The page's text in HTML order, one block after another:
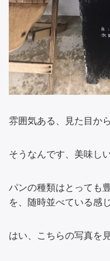
雰囲気ある、見た目か
そうなんです、美味し
パンの種類はとっても
を、随時並べている感じ
はい、こちらの写真を